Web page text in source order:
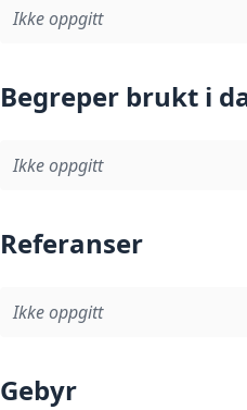
Ikke oppgitt
Begreper brukt i
Ikke oppgitt
Referanser
Ikke oppgitt
Gebyr